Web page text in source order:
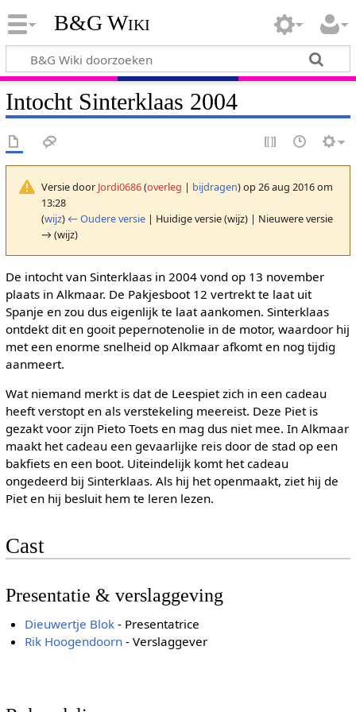
B&G Wiki
Intocht Sinterklaas 2004
Versie door Jordi0686(overleg | bijdragen)op 26 aug 2016 om
13:28
(wijz) ← Oudere versie| Huidige versie (wijz) | Nieuwere versie
→ (wijz)
De intocht van Sinterklaas in 2004 vond op 13 november
plaats in Alkmaar. De Pakjesboot 12 vertrekt te laat uit
Spanje en zou dus eigenlijk te laat aankomen. Sinterklaas
ontdekt dit en gooit pepernotenolie in de motor, waardoor hij
met een enorme snelheid op Alkmaar afkomt en nog tijdig
aanmeert.
Wat niemand merkt is dat de Leespiet zich in een cadeau
heeft verstopt en als verstekeling meereist. Deze Piet is
gezakt voor zijn Pieto Toets en mag dus niet mee. In Alkmaar
maakt het cadeau een gevaarlijke reis door de stad op een
bakfiets en een boot. Uiteindelijk komt het cadeau
ongedeerd bij Sinterklaas. Als hij het openmaakt, ziet hij de
Piet en hij besluit hem te leren lezen.
Cast
Presentatie & verslaggeving
Dieuwertje Blok - Presentatrice
Rik Hoogendoorn - Verslaggever